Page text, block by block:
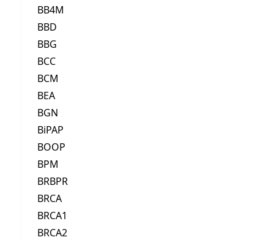
BB4M
BBD
BBG
BCC
BCM
BEA
BGN
BiPAP
BOOP
BPM
BRBPR
BRCA
BRCA1
BRCA2